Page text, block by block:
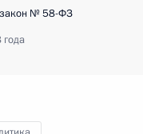
№ 58-ФЗ